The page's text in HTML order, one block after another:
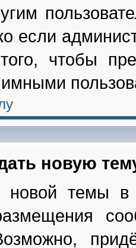
если
чтобы
новую
новой темы